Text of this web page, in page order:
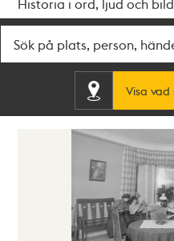
Historia i ord, ljud och bild
Visa vad